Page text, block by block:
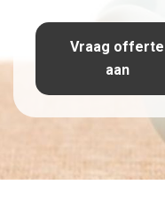
Vraag offerte
aan